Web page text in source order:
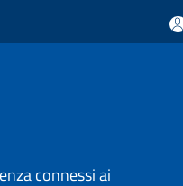
connessi ai